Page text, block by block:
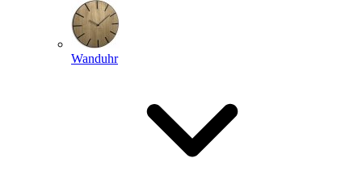
Wanduhr